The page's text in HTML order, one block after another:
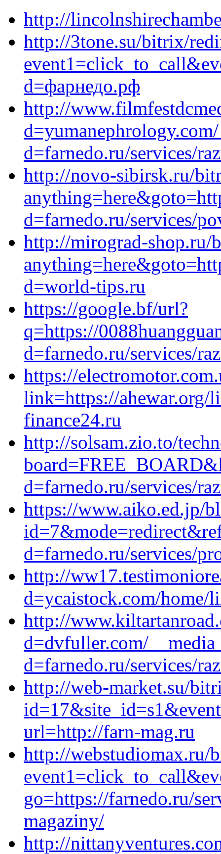
http://
http://3tone.su/bitrix/
d=фарнедо.рф
http://
d=farnedo.ru/services/
http://novo-sibirsk.ru/
d=farnedo.ru/services/
http://mirograd-
d=world-tips.ru
https://google.bf/url?
q=https://
d=farnedo.ru/services/
https://
link=https://ahewar.org/
finance24.ru
http://solsam.zio.to/
d=farnedo.ru/services/
https://www.aiko.ed.jp/
d=farnedo.ru/services/
http://
d=ycaistock.com/
http://
d=dvfuller.com/
d=farnedo.ru/services/
http://web-market.su/
url=http://farn-mag.ru
http://webstudiomax.ru/
go=https://farnedo.ru/
magaziny/
http://